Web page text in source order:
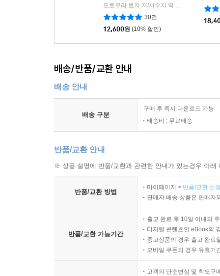
모토무라 료지 저/서수지 역
| 사람과나무사이
30건
12,600원 (10% 할인)
배송/반품/교환 안내
배송 안내
배송 구분
구매 후 즉시 다운로드 가능
배송비 : 무료배송
반품/교환 안내
※ 상품 설명에 반품/교환과 관련한 안내가 있는경우 아
반품/교환 방법
마이페이지 > 반품/교환 신
판매자 배송 상품은 판매자
반품/교환 가능기간
출고 완료 후 10일 이내의
디지털 콘텐츠인 eBook의
중고상품의 경우 출고 완료
모바일 쿠폰의 경우 유효기
고객의 단순변심 및 착오구